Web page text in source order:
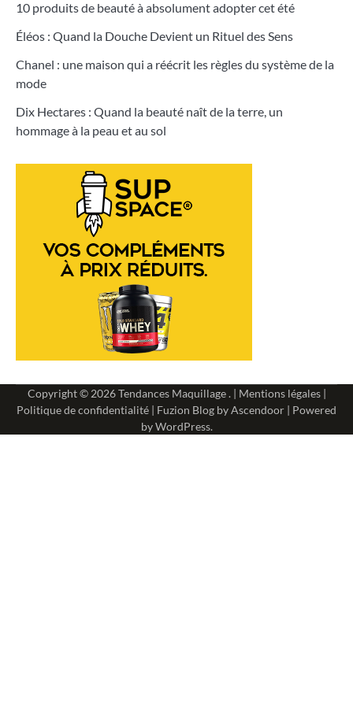
10 produits de beauté à absolument adopter cet été
Éléos : Quand la Douche Devient un Rituel des Sens
Chanel : une maison qui a réécrit les règles du système de la
mode
Dix Hectares : Quand la beauté naît de la terre, un
hommage à la peau et au sol
Copyright © 2026Tendances Maquillage. | Mentions légales|
Politique de confidentialité | Fuzion Blog byAscendoor | Powered
byWordPress.